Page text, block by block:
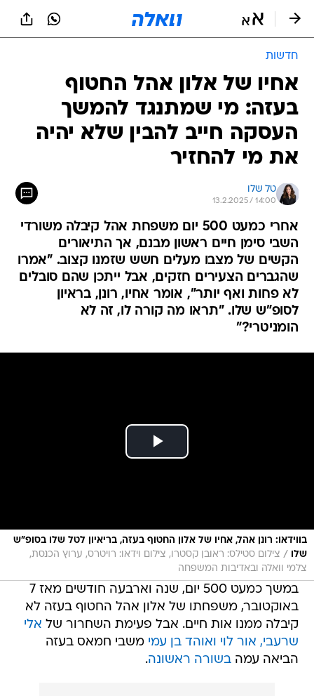
חדשות
אחיו של אלון אהל החטוף
בעזה: מי שמתנגד להמשך
העסקה חייב להבין שלא יהיה
את מי להחזיר
טל שלו
13.2.2025 / 14:00
אחרי כמעט 500 יום משפחת אהל קיבלה משורדי
השבי סימן חיים ראשון מבנם, אך התיאורים
הקשים של מצבו מעלים חשש שזמנו קצוב. "אמרו
שהגברים הצעירים חזקים, אבל ייתכן שהם סובלים
לא פחות ואף יותר", אומר אחיו, רונן, בראיון
לסופ"ש שלו. "תראו מה קורה לו, זה לא
הומניטרי?"
בווידאו: רונן אהל, אחיו של אלון החטוף בעזה, בריאיון לטל שלו בסופ"ש
שלו
/ צילום סטילס: ראובן קסטרו, צילום וידאו: רויטרס, ערוץ הכנסת,
צלמי וואלה ובאדיבות המשפחה
במשך כמעט 500 יום, שנה וארבעה חודשים מאז 7
באוקטובר, משפחתו של אלון אהל החטוף בעזה לא
קיבלה ממנו אות חיים. אבל פעימת השחרור של אלי
שרעבי, אור לוי ואוהד בן עמי משבי חמאס בעזה
הביאה עמהבשורה ראשונה.